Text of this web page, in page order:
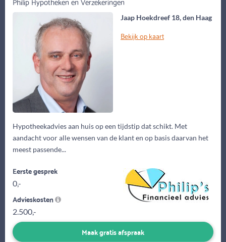
Jaap Hoekdreef 18, den Haag
Bekijk op kaart
Hypotheekadvies aan huis op een tijdstip dat schikt. Met
aandacht voor alle wensen van de klant en op basis daarvan het
meest passende...
Eerste gesprek
0,-
Advieskosten
2.500,-
Maak gratis afspraak